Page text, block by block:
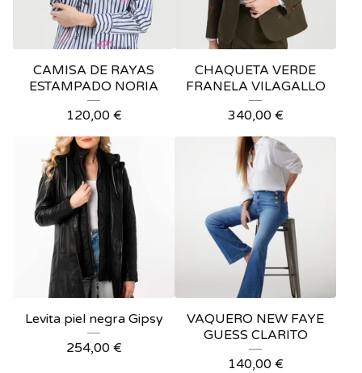
CAMISA DE RAYAS
ESTAMPADO NORIA
120,00 €
CHAQUETA VERDE
FRANELA VILAGALLO
340,00 €
Levita piel negra Gipsy
254,00 €
VAQUERO NEW FAYE
GUESS CLARITO
140,00 €